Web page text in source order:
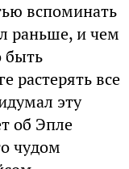
вспоминать
раньше, и чем
быть
растерять все
эту
об Эпле
чудом